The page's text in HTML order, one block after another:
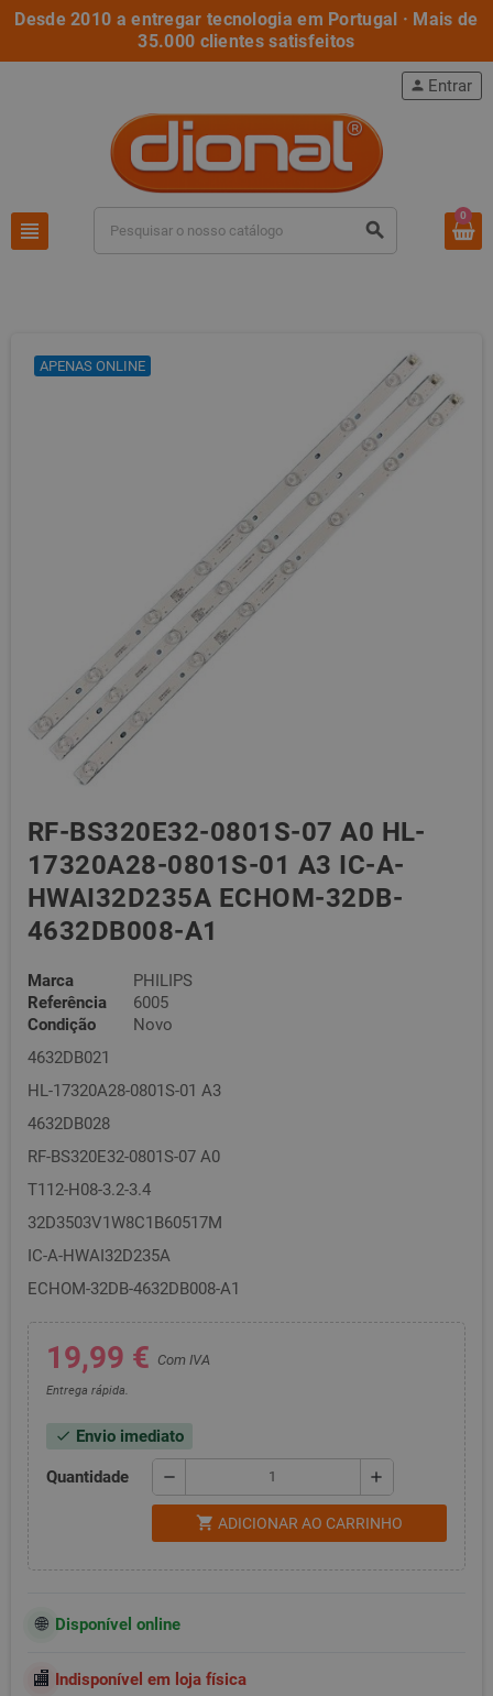
Desde 2010 a entregar tecnologia em Portugal · Mais de
35.000 clientes satisfeitos
view_headline search
person Entrar
0
APENAS ONLINE
RF-BS320E32-0801S-07 A0 HL-
17320A28-0801S-01 A3 IC-A-
HWAI32D235A ECHOM-32DB-
4632DB008-A1
Marca
PHILIPS
Referência
6005
Condição
Novo
4632DB021
HL-17320A28-0801S-01 A3
4632DB028
RF-BS320E32-0801S-07 A0
T112-H08-3.2-3.4
32D3503V1W8C1B60517M
IC-A-HWAI32D235A
ECHOM-32DB-4632DB008-A1
19,99 € Com IVA
Entrega rápida.
check Envio imediato
Quantidade remove add
shopping_cart ADICIONAR AO CARRINHO
Disponível online
Indisponível em loja física